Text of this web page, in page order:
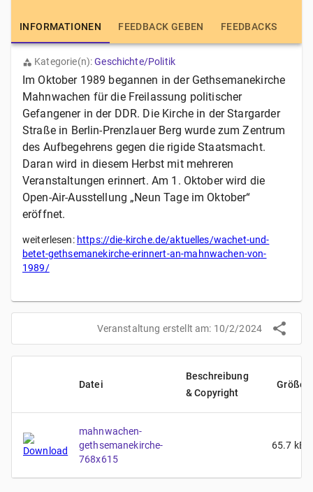
INFORMATIONEN FEEDBACK GEBEN FEEDBACKS
Kategorie(n): Geschichte/Politik
Im Oktober 1989 begannen in der Gethsemanekirche
Mahnwachen für die Freilassung politischer
Gefangener in der DDR. Die Kirche in der Stargarder
Straße in Berlin-Prenzlauer Berg wurde zum Zentrum
des Aufbegehrens gegen die rigide Staatsmacht.
Daran wird in diesem Herbst mit mehreren
Veranstaltungen erinnert. Am 1. Oktober wird die
Open-Air-Ausstellung „Neun Tage im Oktober“
eröffnet.
weiterlesen: https://die-kirche.de/aktuelles/wachet-und-
betet-gethsemanekirche-erinnert-an-mahnwachen-von-
1989/
Veranstaltung erstellt am: 10/2/2024
Datei
Beschreibung
& Copyright
Größe
mahnwachen-
gethsemanekirche-
768x615
65.7 kB